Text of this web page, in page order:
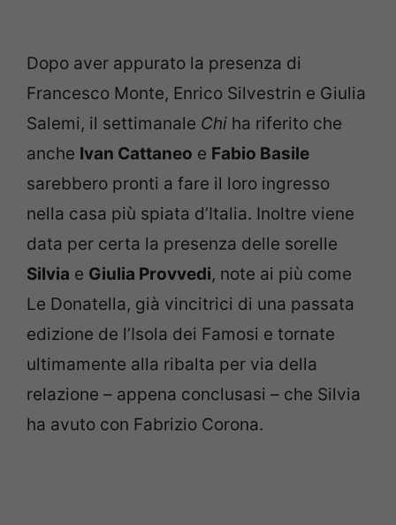
Dopo aver appurato la presenza di
Francesco Monte, Enrico Silvestrin e Giulia
Salemi, il settimanale Chi ha riferito che
anche Ivan Cattaneo e Fabio Basile
sarebbero pronti a fare il loro ingresso
nella casa più spiata d’Italia. Inoltre viene
data per certa la presenza delle sorelle
Silvia e Giulia Provvedi, note ai più come
Le Donatella, già vincitrici di una passata
edizione de l’Isola dei Famosi e tornate
ultimamente alla ribalta per via della
relazione – appena conclusasi – che Silvia
ha avuto con Fabrizio Corona.